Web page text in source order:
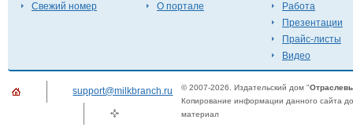
Свежий номер
О портале
Работа
Презентации
Прайс-листы
Видео
support@milkbranch.ru © 2007-2026. Издательский дом "
Копирование информации данного сайта
материал